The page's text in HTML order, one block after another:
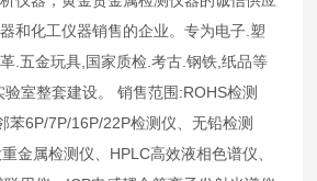
和化工仪器销售的企业。专为电子.塑
.五金玩具,国家质检.考古.钢铁,纸品等
室整套建设。 销售范围:ROHS检测
苯6P/7P/16P/22P检测仪、无铅检测
金属检测仪、HPLC高效液相色谱仪、